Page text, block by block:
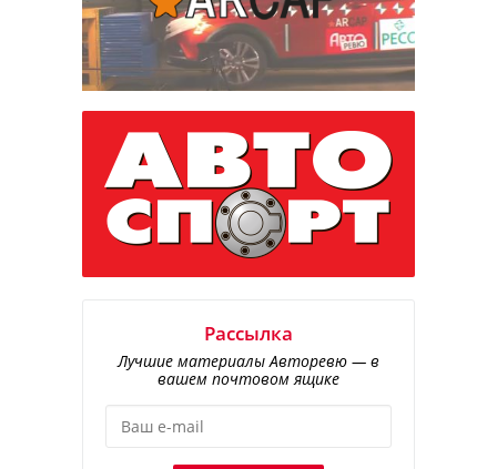
Рассылка
Лучшие материалы Авторевю — в
вашем почтовом ящике